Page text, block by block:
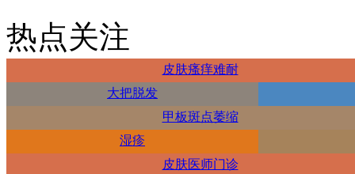
热点关注
皮肤瘙痒难耐
大把脱发
甲板斑点萎缩
湿疹
皮肤医师门诊